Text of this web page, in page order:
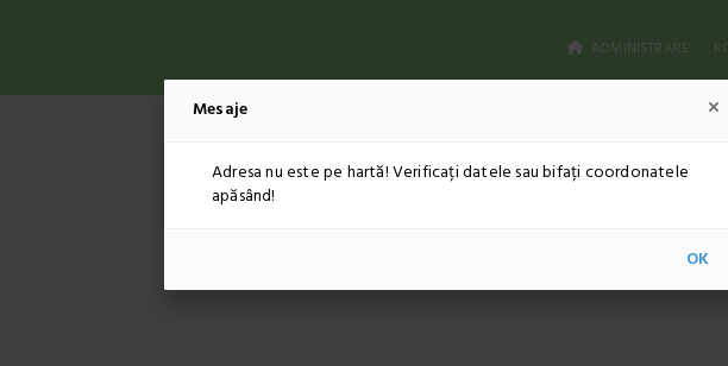
ADMINISTRARE
Mesaje
Adresa nu este pe hartă! Verificați datele sau bifați coordonatele
apăsând!
OK